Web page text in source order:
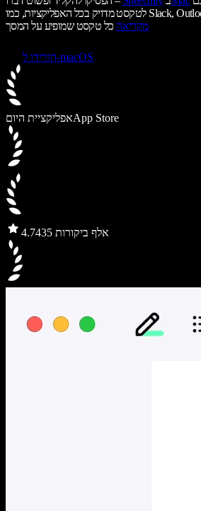
מקריאהכל טקסט שמופיע על המסך
הורידו ל-macOS
אפליקציית היוםApp Store
4.7 435 אלף ביקורות